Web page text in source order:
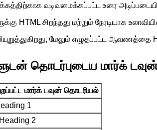
வடிவமைக்கப்பட்ட உரை
HTML சிறந்தது மற்றும் நேரடியாக
மேலும் எழுதப்பட்ட ஆவணத்தை
தொடர்புடைய மார்க்
மார்க் டவுன் தொடரியல்
1
2